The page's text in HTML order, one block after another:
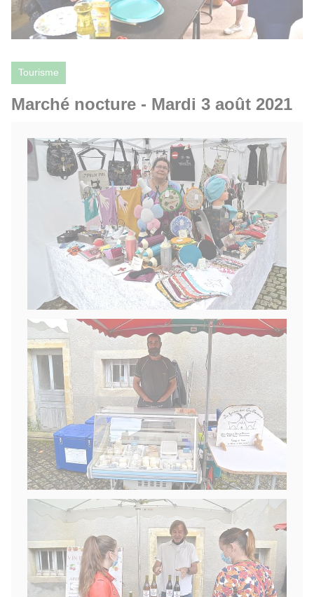
Tourisme
Marché nocture - Mardi 3 août 2021